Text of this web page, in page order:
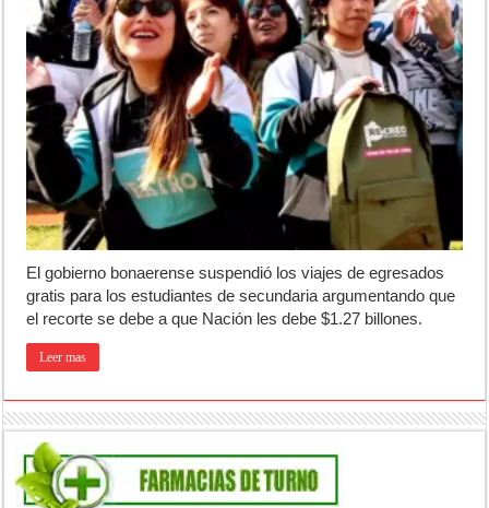
Jubilación en Argentina: qué requisitos exige ANSES para acceder al
Opinión: Buscando una mejor educación ambiental
Cédulas de identidad: residentes uruguayos avanzan con su
El gobierno bonaerense suspendió los viajes de egresados
gratis para los estudiantes de secundaria argumentando que
el recorte se debe a que Nación les debe $1.27 billones.
Leer mas